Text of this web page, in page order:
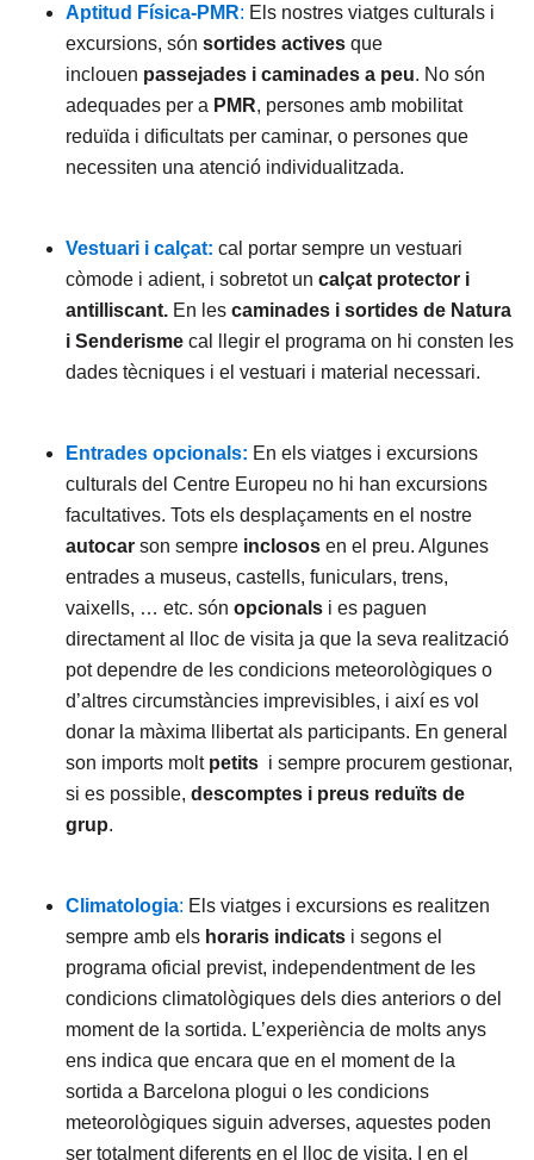
Aptitud Física-PMR: Els nostres viatges culturals i
excursions, són sortides actives que
inclouen passejades i caminades a peu. No són
adequades per a PMR, persones amb mobilitat
reduïda i dificultats per caminar, o persones que
necessiten una atenció individualitzada.
Vestuari i calçat: cal portar sempre un vestuari
còmode i adient, i sobretot un calçat protector i
antilliscant. En les caminades i sortides de Natura
i Senderisme cal llegir el programa on hi consten les
dades tècniques i el vestuari i material necessari.
Entrades opcionals: En els viatges i excursions
culturals del Centre Europeu no hi han excursions
facultatives. Tots els desplaçaments en el nostre
autocar son sempre inclosos en el preu. Algunes
entrades a museus, castells, funiculars, trens,
vaixells, … etc. són opcionals i es paguen
directament al lloc de visita ja que la seva realització
pot dependre de les condicions meteorològiques o
d’altres circumstàncies imprevisibles, i així es vol
donar la màxima llibertat als participants. En general
son imports molt petits i sempre procurem gestionar,
si es possible, descomptes i preus reduïts de
grup.
Climatologia: Els viatges i excursions es realitzen
sempre amb els horaris indicats i segons el
programa oficial previst, independentment de les
condicions climatològiques dels dies anteriors o del
moment de la sortida. L’experiència de molts anys
ens indica que encara que en el moment de la
sortida a Barcelona plogui o les condicions
meteorològiques siguin adverses, aquestes poden
ser totalment diferents en el lloc de visita. I en el